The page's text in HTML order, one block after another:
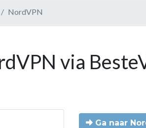
NordVPN
via
Ga naar